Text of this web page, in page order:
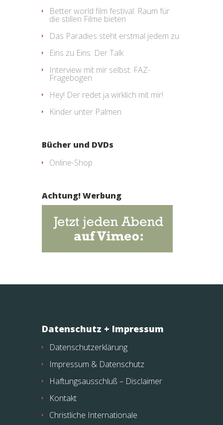
Better world film festival: Raum für
die stillen Filme bieten
Das Paradies steht erstmal jedem zu
Eins zu Eins. Der Talk
Interview mit mir selbst: FAZ-
Fragebogen
Hey! Der redet ja wirklich mit mir!
Kinder unter Palmen
Bücher und DVDs
Online-Shop
Achtung! Werbung
Datenschutz + Impressum
Datenschutzerklärung
Impressum & Datenschutz
Haftungsausschluß – Disclaimer
Kontakt
Christliche Internationale